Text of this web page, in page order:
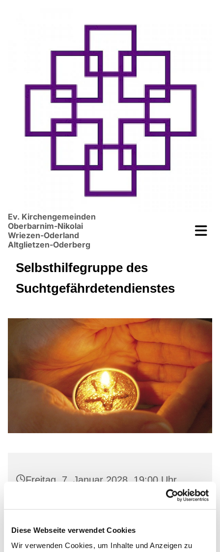
Diese Webseite verwendet Cookies
Wir verwenden Cookies, um Inhalte und Anzeigen zu
Ev. Kirchengemeinden
Oberbarnim-Nikolai
Wriezen-Oderland
Altglietzen-Oderberg
Selbsthilfegruppe des
Suchtgefährdetendienstes
Freitag, 7. Januar 2028, 19:00 Uhr